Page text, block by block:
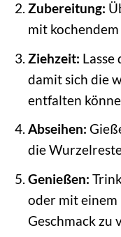
Zubereitung:
mit kochendem
Ziehzeit: Lasse
damit sich die
entfalten
Abseihen:
die
Genießen:
oder mit einem
Geschmack zu